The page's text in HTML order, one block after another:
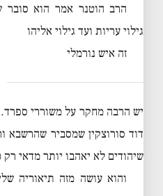
הרב הוטנר אמר הוא סובר
גילוי עריות ועד גילוי אליהו
זה איש נורמלי
יש הרבה מחקר על משוררי
דוד סורוצקין שמסביר שהרשבא
שיהודים לא יאהבו יותר מדאי
והוא עושה מזה תיאוריה